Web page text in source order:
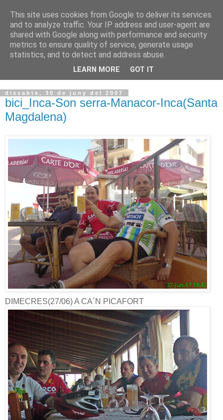
VOLTORS -2026 -
¡¡¡TENIM GANA!!!
dissabte, 30 de juny del 2007
bici_Inca-Son serra-Manacor-Inca(Santa
Magdalena)
DIMECRES(27/06) A CA´N PICAFORT
This site uses cookies from Google to deliver its services
and to analyze traffic. Your IP address and user-agent are
shared with Google along with performance and security
metrics to ensure quality of service, generate usage
statistics, and to detect and address abuse.
LEARN MORE GOT IT